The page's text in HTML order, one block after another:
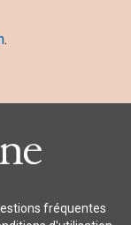
.
fréquentes